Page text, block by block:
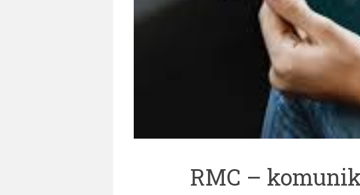
RMC –